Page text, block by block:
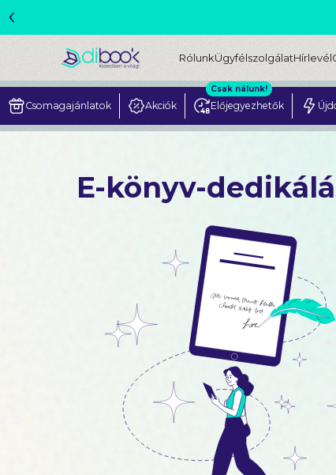
‹
RólunkÜgyfélszolgálatHírlevél
Csomagajánlatok Akciók Előjegyezhetők
Csak nálunk!
E-könyv-